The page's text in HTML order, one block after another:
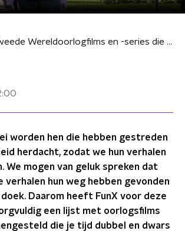
Tien Tweede Wereldoorlogfilms en -series die je gezien moet hebben
worden hen die hebben gestreden
herdacht, zodat we hun verhalen
We mogen van geluk spreken dat
verhalen hun weg hebben gevonden
Daarom heeft FunX voor deze
een lijst met oorlogsfilms
die je tijd dubbel en dwars